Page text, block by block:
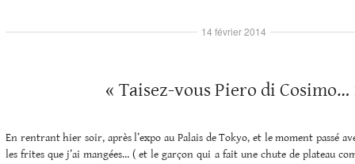
« Taisez-vous Piero di Cosimo…
En rentrant hier soir, après l’expo au Palais de Tokyo, et le moment passé
les frites que j’ai mangées… ( et le garçon qui a fait une chute de plateau
14 février 2014